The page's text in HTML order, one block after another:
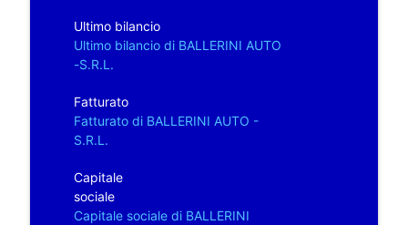
Ultimo bilancio
Ultimo bilancio di BALLERINI AUTO
-S.R.L.
Fatturato
Fatturato di BALLERINI AUTO -
S.R.L.
Capitale
sociale
Capitale sociale di BALLERINI